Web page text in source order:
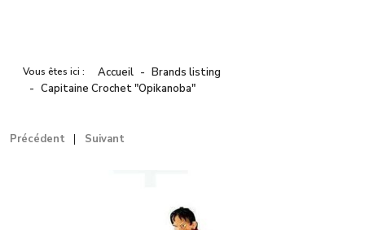
Vous êtes ici : Accueil
Brands listing
Capitaine Crochet "Opikanoba"
Précédent Suivant